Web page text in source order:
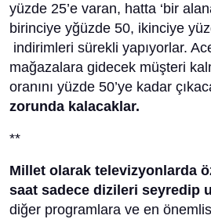
yüzde 25’e varan, hatta ‘bir
birinciye yğüzde 50, ikinciye
indirimleri sürekli yapıyorlar.
mağazalara gidecek müşteri
oranını yüzde 50’ye kadar
zorunda kalacaklar.
**
Millet olarak televizyonlarda
saat sadece dizileri seyredip
diğer programlara ve en